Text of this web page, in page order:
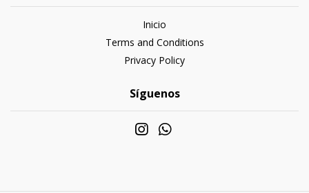
Inicio
Terms and Conditions
Privacy Policy
Síguenos